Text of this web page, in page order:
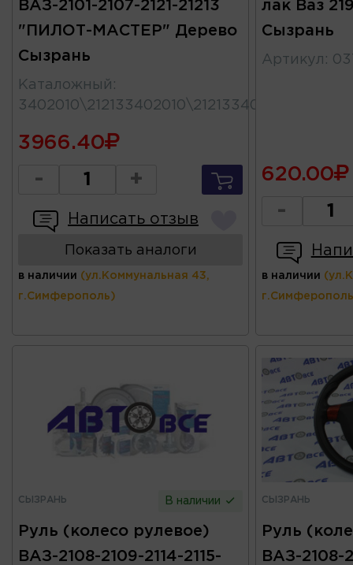
ВАЗ-2101-2107-2121-21213
"ПИЛОТ-МАСТЕР" Дерево
Сызрань
Каталожный :
3402010\212133402010\21213340201011
3966.40
- +
Написать отзыв
Показать аналоги
в наличии (ул.Коммунальная 43,
г.Симферополь)
лак Ваз
Сызрань
Артикул :
620.00
-
в наличии
СЫЗРАНЬ В наличии
Руль (колесо рулевое)
ВАЗ-2108-2109-2114-2115-
СЫЗРАНЬ
Руль
ВАЗ-2108-